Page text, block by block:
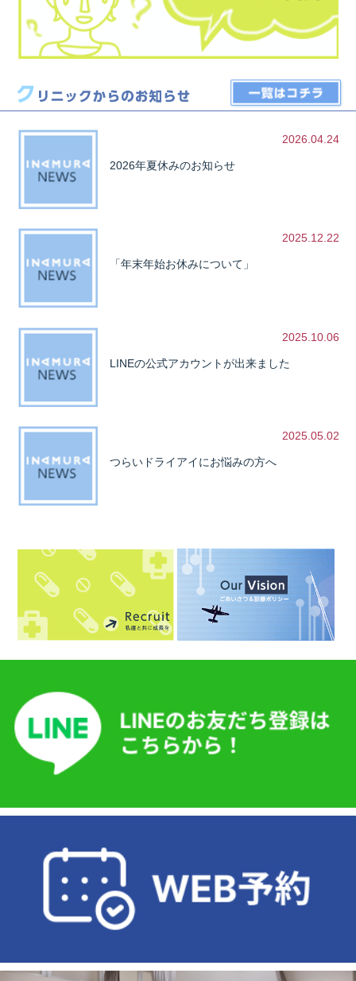
2026.04.24
2026年夏休みのお知らせ
2025.12.22
「年末年始お休みについて」
2025.10.06
LINEの公式アカウントが出来ました
2025.05.02
つらいドライアイにお悩みの方へ